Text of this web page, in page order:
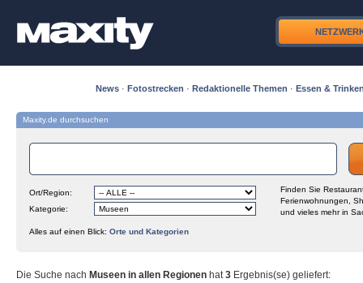
News · Fotostrecken · Redaktionelle Themen · Essen &
Maxity.de durchsuchen
Ort/Region:
Kategorie:
Finden Sie
Ferienwohnungen,
und vieles mehr in
Alles auf einen Blick: Orte und Kategorien
Die Suche nach Museen in allen Regionen hat3 Ergebnis(se) geliefert: